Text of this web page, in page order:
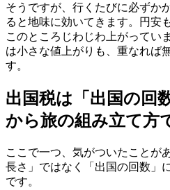
そうですが、行くたびに必ずか
ると地味に効いてきます。円安
このところじわじわ上がってい
は小さな値上がりも、重なれば
す。
出国税は「出国の回
から旅の組み立て方
ここで一つ、気がついたことが
長さ」ではなく「出国の回数」
です。